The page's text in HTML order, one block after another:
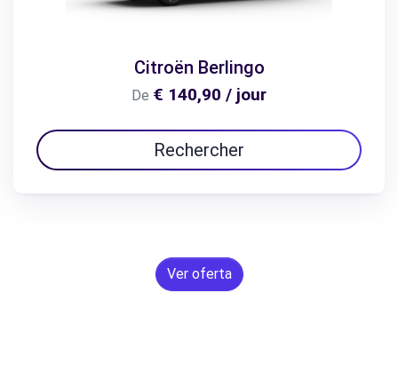
Citroën Berlingo
De € 140,90 / jour
Rechercher
Ver oferta